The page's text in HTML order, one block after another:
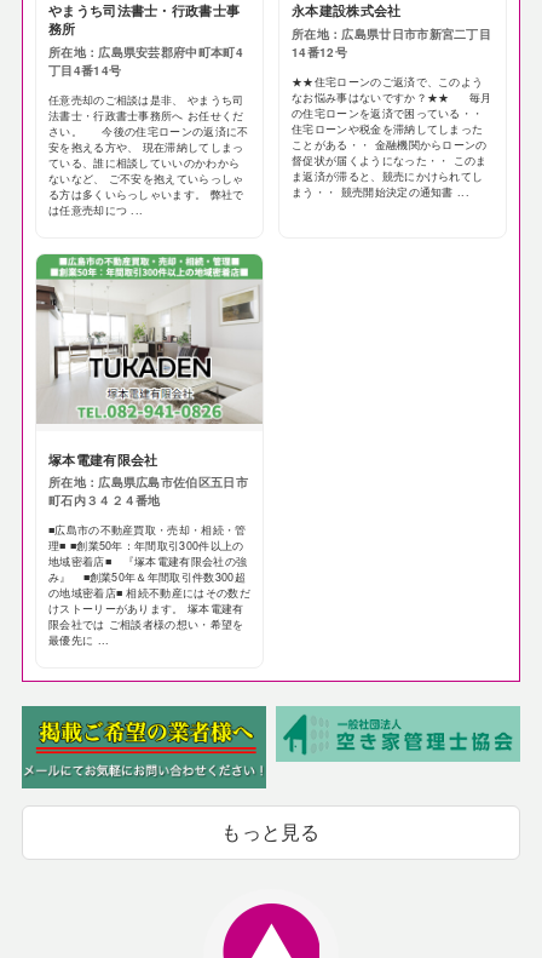
やまうち司法書士・行政書士事
務所
所在地：広島県安芸郡府中町本町4
丁目4番14号
任意売却のご相談は是非、 やまうち司
法書士・行政書士事務所へ お任せくだ
さい。 今後の住宅ローンの返済に不
安を抱える方や、 現在滞納してしまっ
ている、誰に相談していいのかわから
ないなど、 ご不安を抱えていらっしゃ
る方は多くいらっしゃいます。 弊社で
は任意売却につ ...
永本建設株式会社
所在地：広島県廿日市市新宮二丁目
14番12号
★★住宅ローンのご返済で、このよう
なお悩み事はないですか？★★ 毎月
の住宅ローンを返済で困っている・・
住宅ローンや税金を滞納してしまった
ことがある・・ 金融機関からローンの
督促状が届くようになった・・ このま
ま返済が滞ると、競売にかけられてし
まう・・ 競売開始決定の通知書 ...
塚本電建有限会社
所在地：広島県広島市佐伯区五日市
町石内３４２４番地
■広島市の不動産買取・売却・相続・管
理■ ■創業50年：年間取引300件以上の
地域密着店■ 『塚本電建有限会社の強
み』 ■創業50年＆年間取引件数300超
の地域密着店■ 相続不動産にはその数だ
けストーリーがあります。 塚本電建有
限会社では ご相談者様の想い・希望を
最優先に ...
もっと見る